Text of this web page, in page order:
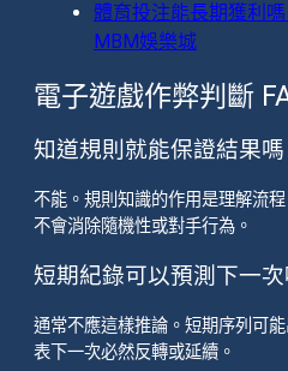
體育投注能長期獲利
MBM娛樂城
電子遊戲作弊判斷
知道規則就能保證結果嗎
不能。規則知識的作用是理解流
不會消除隨機性或對手行為。
短期紀錄可以預測下一次
通常不應這樣推論。短期序列可
表下一次必然反轉或延續。